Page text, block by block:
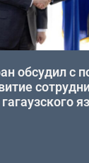
обсудил с